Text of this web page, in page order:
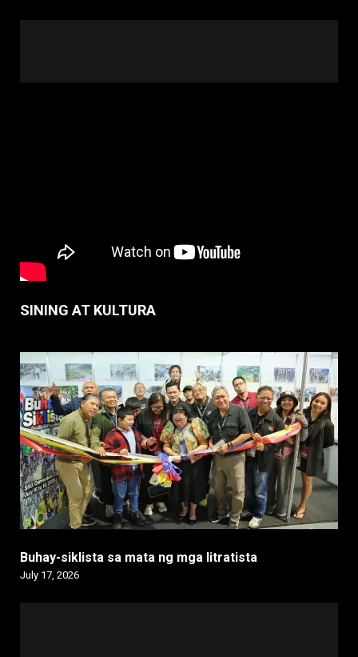
SINING AT KULTURA
Buhay-siklista sa mata ng mga litratista
July 17, 2026